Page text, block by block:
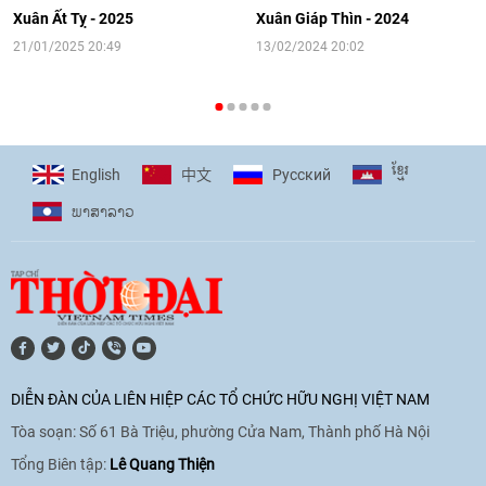
người Việt Nam ở nước ngoài
16:58|10/06/2026
phó với biến đổi khí hậu
17:07|09/06/2026
[Video] Lào dành ưu tiên hàng đầu cho
quan hệ với Việt Nam
11:01 |09/06/2026
[Video] Doanh nghiệp Hoa Kỳ hỗ trợ
Việt Nam xác định danh tính người mất
Xuân Ất Tỵ - 2025
21/01/2025 20:49
Xuân Giáp Thìn - 2024
13/02/2024 20:02
English 中文 Pусский ខ្មែរ
ພາ​ສາ​ລາວ
DIỄN ĐÀN CỦA LIÊN HIỆP CÁC TỔ CHỨC HỮU NGHỊ VIỆT NAM
Tòa soạn: Số 61 Bà Triệu, phường Cửa Nam, Thành phố Hà Nội
Tổng Biên tập: Lê Quang Thiện